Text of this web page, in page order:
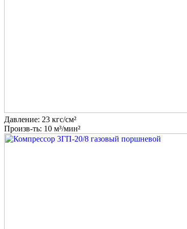
Давление: 23 кгс/см²
Произв-ть: 10 м³/мин²